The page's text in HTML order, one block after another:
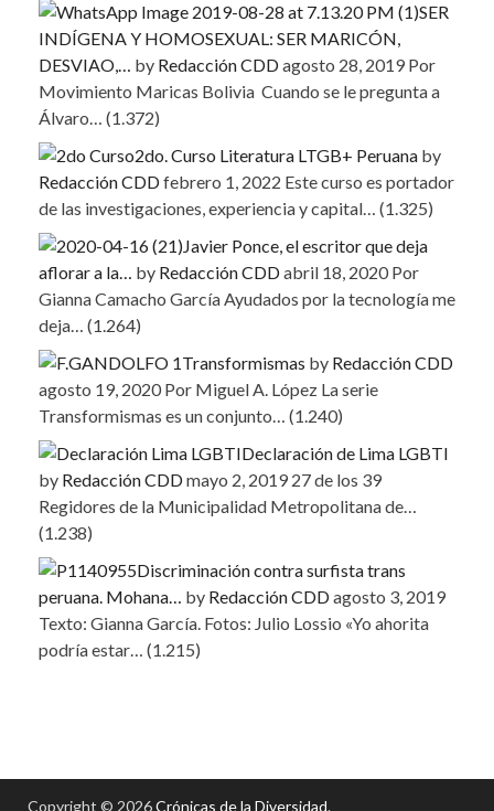
SER
INDÍGENA Y HOMOSEXUAL: SER MARICÓN,
DESVIAO,… by Redacción CDDagosto 28, 2019 Por
Movimiento Maricas Bolivia Cuando se le pregunta a
Álvaro… (1.372)
2do. Curso Literatura LTGB+ Peruana by
Redacción CDDfebrero 1, 2022 Este curso es portador
de las investigaciones, experiencia y capital… (1.325)
Javier Ponce, el escritor que deja
aflorar a la… by Redacción CDDabril 18, 2020 Por
Gianna Camacho García Ayudados por la tecnología me
deja… (1.264)
Transformismas by Redacción CDD
agosto 19, 2020 Por Miguel A. López La serie
Transformismas es un conjunto… (1.240)
Declaración de Lima LGBTI
by Redacción CDDmayo 2, 2019 27 de los 39
Regidores de la Municipalidad Metropolitana de…
(1.238)
Discriminación contra surfista trans
peruana. Mohana… by Redacción CDDagosto 3, 2019
Texto: Gianna García. Fotos: Julio Lossio «Yo ahorita
podría estar… (1.215)
Copyright © 2026Crónicas de la Diversidad.